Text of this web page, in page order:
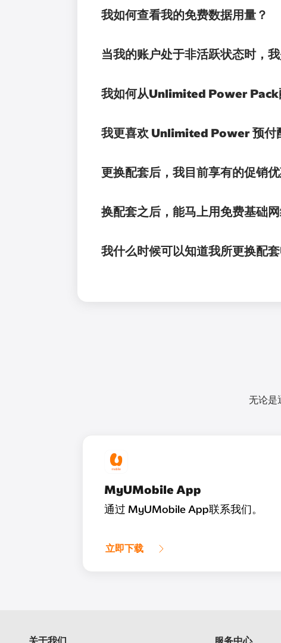
我如何查看我的免费数据用量？
当我的账户处于非活跃状态时，
我如何从Unlimited Power
我更喜欢 Unlimited Power 预付
更换配套后，我目前享有的促销
换配套之后，能马上用免费基础网
我什么时候可以知道我所更换配
无论是
MyUMobile App
通过 MyUMobile App联系我们。
立即下载